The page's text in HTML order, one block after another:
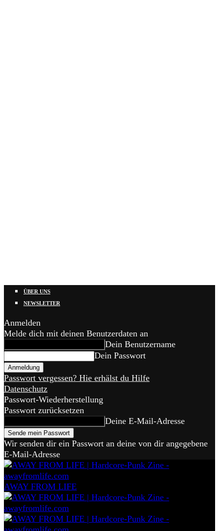
ÜBER UNS
NEWSLETTER
Anmelden
Melde dich mit deinen Benutzerdaten an
Dein Benutzername
Dein Passwort
Passwort vergessen? Hie erhälst du Hilfe
Datenschutz
Passwort-Wiederherstellung
Passwort zurücksetzen
Deine E-Mail-Adresse
Wir senden dir ein Passwort an deine von dir angegebene
E-Mail-Adresse
AWAY FROM LIFE